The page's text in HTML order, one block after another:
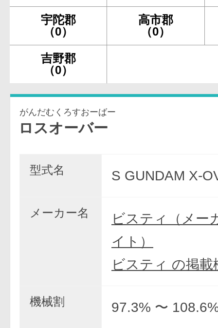
宇陀郡
（0）
高市郡
（0）
吉野郡
（0）
がんだむくろすおーばー
ーバー
型式名 S GUNDAM X-
メーカー名
ビスティ（メー
イト）
ビスティ の掲載
機械割 97.3% 〜